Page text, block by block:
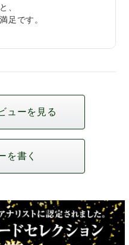
、
足です。
ューを見る
を書く